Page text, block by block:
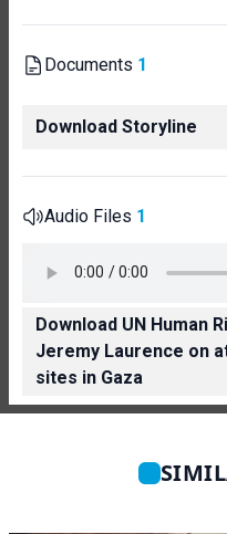
Documents 1
Download Storyline
Audio Files 1
Download UN Human
Jeremy Laurence on
sites in Gaza